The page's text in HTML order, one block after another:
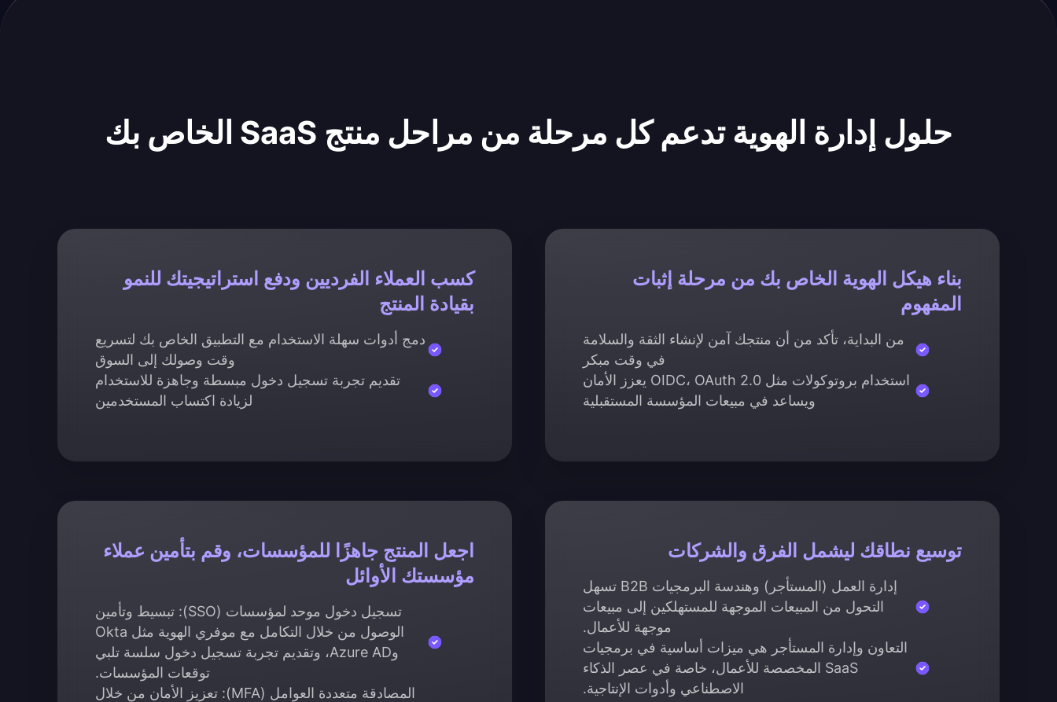
حلول إدارة الهوية تدعم كل مرحلة من مراحل منتج SaaS الخاص بك
بناء هيكل الهوية الخاص بك من مرحلة إثبات
المفهوم
من البداية، تأكد من أن منتجك آمن لإنشاء الثقة والسلامة
في وقت مبكر
استخدام بروتوكولات مثل OIDC، OAuth 2.0 يعزز الأمان
ويساعد في مبيعات المؤسسة المستقبلية
كسب العملاء الفرديين ودفع استراتيجيتك للنمو
بقيادة المنتج
دمج أدوات سهلة الاستخدام مع التطبيق الخاص بك لتسريع
وقت وصولك إلى السوق
تقديم تجربة تسجيل دخول مبسطة وجاهزة للاستخدام
لزيادة اكتساب المستخدمين
توسيع نطاقك ليشمل الفرق والشركات
إدارة العمل (المستأجر) وهندسة البرمجيات B2B تسهل
التحول من المبيعات الموجهة للمستهلكين إلى مبيعات
موجهة للأعمال.
التعاون وإدارة المستأجر هي ميزات أساسية في برمجيات
SaaS المخصصة للأعمال، خاصة في عصر الذكاء
الاصطناعي وأدوات الإنتاجية.
اجعل المنتج جاهزًا للمؤسسات، وقم بتأمين عملاء
مؤسستك الأوائل
تسجيل دخول موحد لمؤسسات (SSO): تبسيط وتأمين
الوصول من خلال التكامل مع موفري الهوية مثل Okta
وAzure AD، وتقديم تجربة تسجيل دخول سلسة تلبي
توقعات المؤسسات.
المصادقة متعددة العوامل (MFA): تعزيز الأمان من خلال